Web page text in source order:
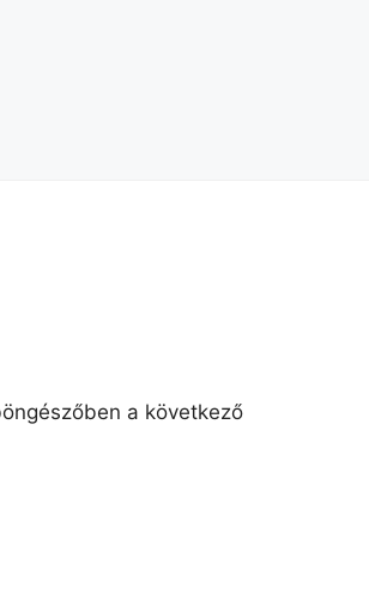
a következő